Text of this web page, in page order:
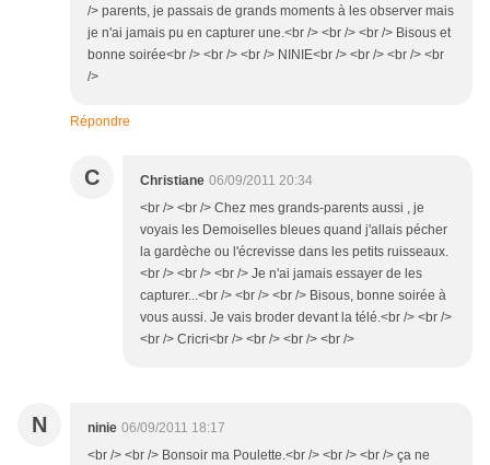
/> parents, je passais de grands moments à les observer mais
je n'ai jamais pu en capturer une.<br /> <br /> <br /> Bisous et
bonne soirée<br /> <br /> <br /> NINIE<br /> <br /> <br /> <br
/>
Répondre
C Christiane 06/09/2011 20:34
<br /> <br /> Chez mes grands-parents aussi , je
voyais les Demoiselles bleues quand j'allais pécher
la gardèche ou l'écrevisse dans les petits ruisseaux.
<br /> <br /> <br /> Je n'ai jamais essayer de les
capturer...<br /> <br /> <br /> Bisous, bonne soirée à
vous aussi. Je vais broder devant la télé.<br /> <br />
<br /> Cricri<br /> <br /> <br /> <br />
N ninie 06/09/2011 18:17
<br /> <br /> Bonsoir ma Poulette.<br /> <br /> <br /> ça ne